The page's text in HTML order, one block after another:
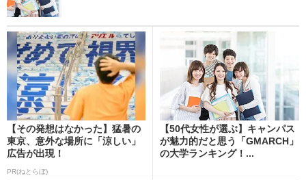
【その発想はなかった】猛暑の
東京、意外な場所に「涼しい」
広告が出現！
PR(ねとらぼ)
【50代女性が選ぶ】キャンパス
が魅力的だと思う「GMARCH」
の大学ランキング！...